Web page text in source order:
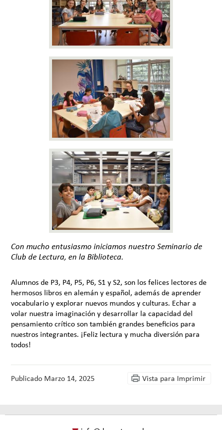
Con mucho entusiasmo iniciamos nuestro Seminario de
Club de Lectura, en la Biblioteca.
Alumnos de P3, P4, P5, P6, S1 y S2, son los felices lectores de
hermosos libros en alemán y español, además de aprender
vocabulario y explorar nuevos mundos y culturas. Echar a
volar nuestra imaginación y desarrollar la capacidad del
pensamiento crítico son también grandes beneficios para
nuestros integrantes. ¡Feliz lectura y mucha diversión para
todos!
Publicado Marzo 14, 2025 Vista para Imprimir